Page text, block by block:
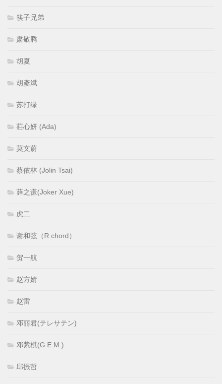
筷子兄弟
肃敬腾
胡夏
胡彥斌
苏打绿
莊心妍 (Ada)
莫文蔚
蔡依林 (Jolin Tsai)
薛之谦(Joker Xue)
虎二
谢和弦（R chord）
贺一航
赵方婧
赵雷
邓丽君(テレサテン)
邓紫棋(G.E.M.)
邱振哲